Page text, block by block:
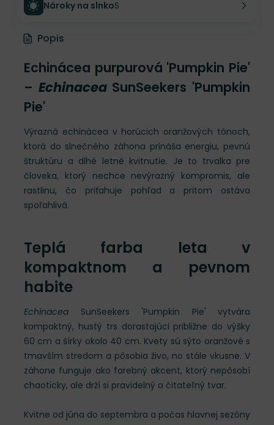
Nároky na slnkoS
Popis
Echinácea purpurová 'Pumpkin Pie'
– EchinaceaSunSeekers 'Pumpkin
Pie'
Výrazná echinácea v horúcich oranžových tónoch,
ktorá do slnečného záhona prináša energiu, pevnú
štruktúru a dlhé letné kvitnutie. Je to trvalka pre
človeka, ktorý nechce nevýrazný kompromis, ale
rastlinu, čo priťahuje pohľad a pritom ostáva
spoľahlivá.
Teplá farba leta v
kompaktnom a pevnom
habite
Echinacea SunSeekers 'Pumpkin Pie' vytvára
kompaktný, hustý trs dorastajúci približne do výšky
60 cm a šírky okolo 40 cm. Kvety sú sýto oranžové s
tmavším stredom a pôsobia živo, no stále vkusne. V
záhone funguje ako farebný akcent, ktorý nepôsobí
chaoticky, ale drží si pravidelný a čitateľný tvar.
Kvitne od júna do septembra a počas hlavnej sezóny